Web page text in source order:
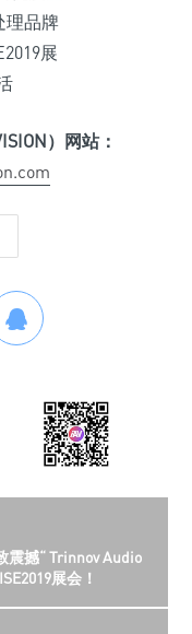
）网站：
震撼“ Trinnov Audio
展会！